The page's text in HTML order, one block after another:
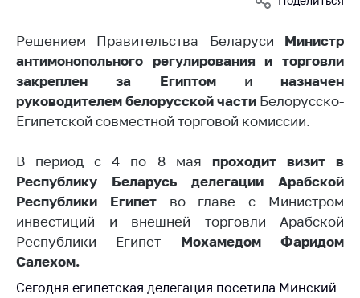
Идеологическая
работа
Официальные
геральдические
5 лет МАРТ
Деятельность
Ценовая политика
Антимонопольное
регулирование и
конкуренция
Решением Правительства Беларуси Министр
антимонопольного регулирования и торговли
закреплен за Египтом и назначен
руководителембелорусской части Белорусско-
Египетской совместной торговой комиссии.
В период с 4 по 8 мая проходит визит в
Республику Беларусь делегации Арабской
Республики Египетво главе с Министром
инвестиций и внешней торговли Арабской
Республики Египет Мохамедом Фаридом
Салехом.
Сегодня египетская делегация посетила Минский